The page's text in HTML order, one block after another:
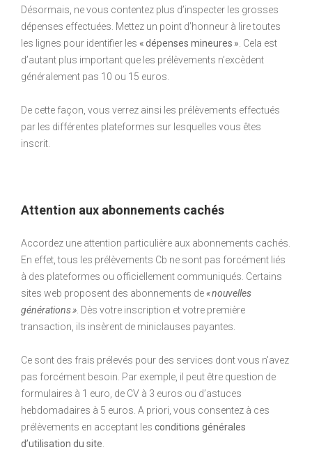
Désormais, ne vous contentez plus d’inspecter les grosses
dépenses effectuées. Mettez un point d’honneur à lire toutes
les lignes pour identifier les « dépenses mineures » . Cela est
d’autant plus important que les prélèvements n’excèdent
généralement pas 10 ou 15 euros.
De cette façon, vous verrez ainsi les prélèvements effectués
par les différentes plateformes sur lesquelles vous êtes
inscrit.
Attention aux abonnements cachés
Accordez une attention particulière aux abonnements cachés.
En effet, tous les prélèvements Cb ne sont pas forcément liés
à des plateformes ou officiellement communiqués. Certains
sites web proposent des abonnements de« nouvelles
générations » . Dès votre inscription et votre première
transaction, ils insèrent de miniclauses payantes.
Ce sont des frais prélevés pour des services dont vous n’avez
pas forcément besoin. Par exemple, il peut être question de
formulaires à 1 euro, de CV à 3 euros ou d’astuces
hebdomadaires à 5 euros. A priori, vous consentez à ces
prélèvements en acceptant les conditions générales
d’utilisation du site